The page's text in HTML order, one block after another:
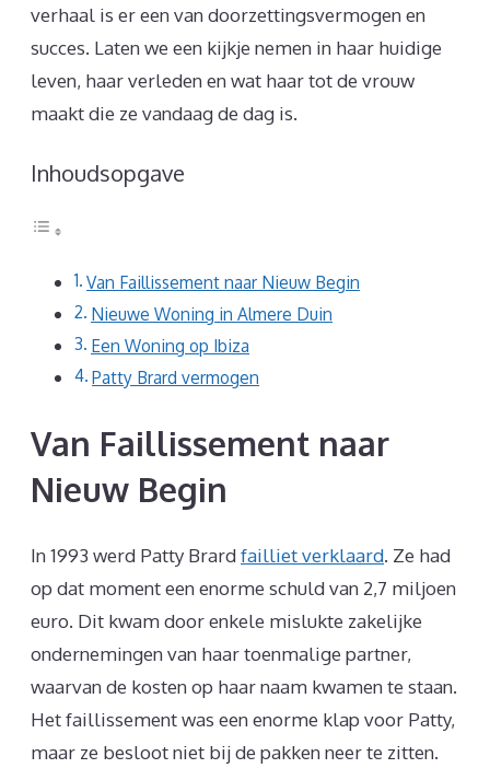
verhaal is er een van doorzettingsvermogen en
succes. Laten we een kijkje nemen in haar huidige
leven, haar verleden en wat haar tot de vrouw
maakt die ze vandaag de dag is.
Inhoudsopgave
Van Faillissement naar Nieuw Begin
Nieuwe Woning in Almere Duin
Een Woning op Ibiza
Patty Brard vermogen
Van Faillissement naar
Nieuw Begin
In 1993 werd Patty Brardfailliet verklaard. Ze had
op dat moment een enorme schuld van 2,7 miljoen
euro. Dit kwam door enkele mislukte zakelijke
ondernemingen van haar toenmalige partner,
waarvan de kosten op haar naam kwamen te staan.
Het faillissement was een enorme klap voor Patty,
maar ze besloot niet bij de pakken neer te zitten.